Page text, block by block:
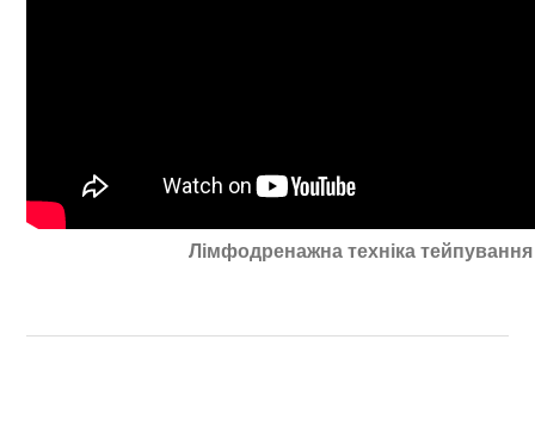
Лімфодренажна техніка тейпування